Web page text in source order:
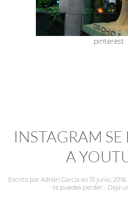
pinterest
INSTAGRAM
A
Escrito por Adrián García en 13 junio, 2018
te puedes perder.... Deja